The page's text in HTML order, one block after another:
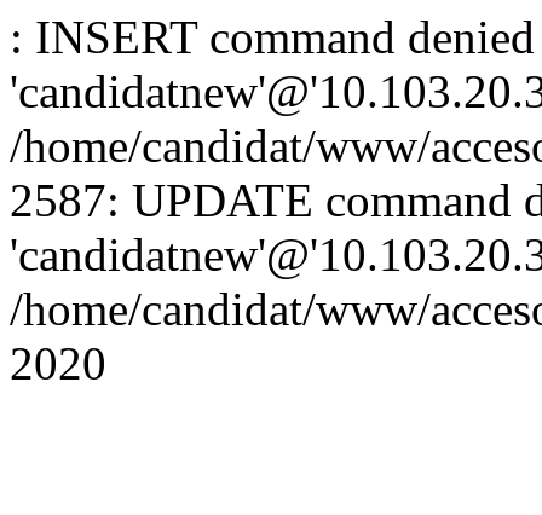
: INSERT command
/home/candidat/www/
2587: UPDATE command
/home/candidat/www/
2020